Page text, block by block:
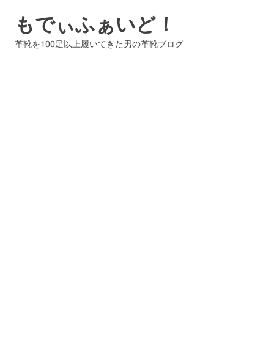
もでぃふぁいど！
革靴を100足以上履いてきた男の革靴ブログ